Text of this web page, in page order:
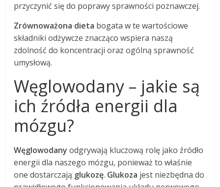
przyczynić się do poprawy sprawności poznawczej.
Zrównoważona dieta bogata w te wartościowe
składniki odżywcze znacząco wspiera naszą
zdolność do koncentracji oraz ogólną sprawność
umysłową.
Węglowodany – jakie są
ich źródła energii dla
mózgu?
Węglowodany odgrywają kluczową rolę jako źródło
energii dla naszego mózgu, ponieważ to właśnie
one dostarczają glukozę. Glukoza jest niezbędna do